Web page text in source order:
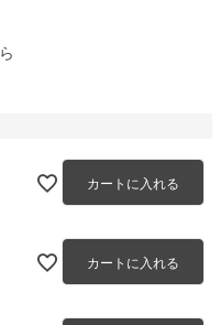
カートに入れる
カートに入れる